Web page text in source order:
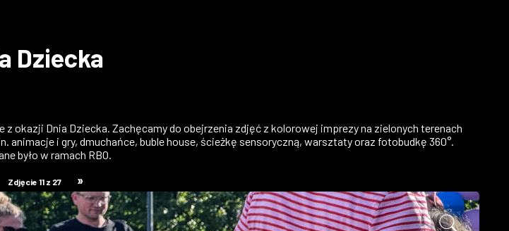
Dziecka
okazji Dnia Dziecka. Zachęcamy do obejrzenia zdjęć z kolorowej imprezy na zielonych terenach
animacje i gry, dmuchańce, buble house, ścieżkę sensoryczną, warsztaty oraz fotobudkę 360°.
było w ramach RBO.
Zdjęcie 11 z 27 »